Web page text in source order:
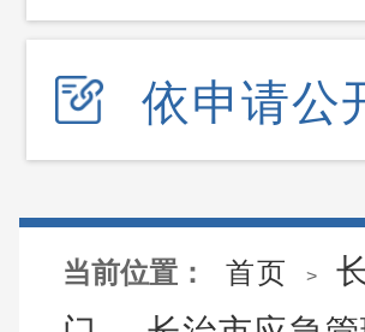
依申请公
当前位置： 首页 >